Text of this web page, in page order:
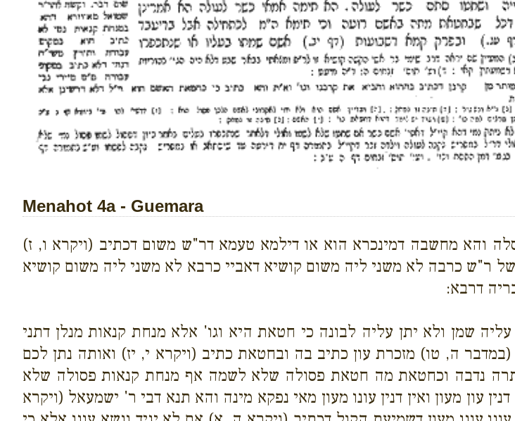
Menahot 4a - Guemara
והא מחשבה דמינכרא הוא או דילמא טעמא דר"ש משום דכתיב (ויקרא ו, ז)
ר"ש כרבה לא משני ליה משום קושיא דאביי כרבא לא משני ליה משום קושיא
דרבא:
שמן ולא יתן עליה לבונה כי חטאת היא וגו' אלא מנחת קנאות מנלן דתני
ה, טו) מזכרת עון כתיב בה ובחטאת כתיב (ויקרא י, יז) ואותה נתן לכם
נדבה וכחטאת מה חטאת פסולה שלא לשמה אף מנחת קנאות פסולה שלא
מעון ואין דנין עונו מעון מאי נפקא מינה והא תנא דבי ר' ישמעאל (ויקרא